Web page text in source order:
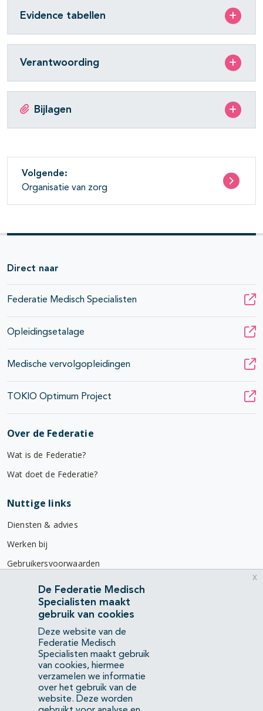
Evidence tabellen
Verantwoording
Bijlagen
Volgende:
Organisatie van zorg
Direct naar
Federatie Medisch Specialisten
Opleidingsetalage
Medische vervolgopleidingen
TOKIO Optimum Project
Over de Federatie
Wat is de Federatie?
Wat doet de Federatie?
Nuttige links
Diensten & advies
Werken bij
Gebruikersvoorwaarden
Privacyverklaring
Contact
Mercatorlaan 1200
3528 BL Utrecht
(088) 505 34 34
info@richtlijnendatabase.nl
De Federatie Medisch
Specialisten maakt
gebruik van cookies
Deze website van de
Federatie Medisch
Specialisten maakt gebruik
van cookies, hiermee
verzamelen we informatie
over het gebruik van de
website. Deze worden
x